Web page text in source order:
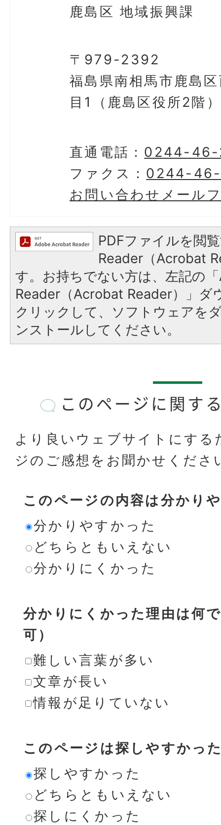
鹿島区 地域振興課
〒979-2392
福島県南相馬市鹿島
目1（鹿島区役所2階）
直通電話： 0244-46-
ファクス： 0244-
お問い合わせメール
PDFファイルを閲
Reader（Acrobat
す。お持ちでない方は、左記の
Reader（Acrobat Reader）」ダ
クリックして、ソフトウェアを
ンストールしてください。
このページに関す
より良いウェブサイトにする
ジのご感想をお聞かせくださ
このページの内容は分かり
分かりやすかった
どちらともいえない
分かりにくかった
分かりにくかった理由は何
可）
難しい言葉が多い
文章が長い
情報が足りていない
このページは探しやすかっ
探しやすかった
どちらともいえない
探しにくかった